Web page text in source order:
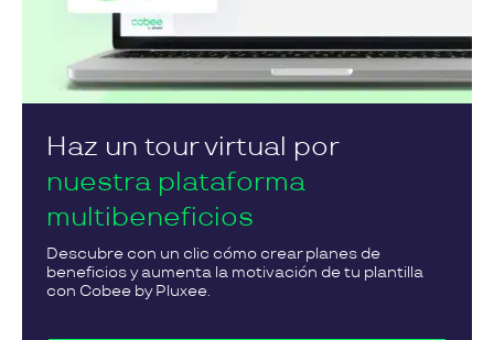
Haz un tour virtual por
nuestra plataforma
multibeneficios
Descubre con un clic cómo crear planes de
beneficios y aumenta la motivación de tu plantilla
con Cobee by Pluxee.